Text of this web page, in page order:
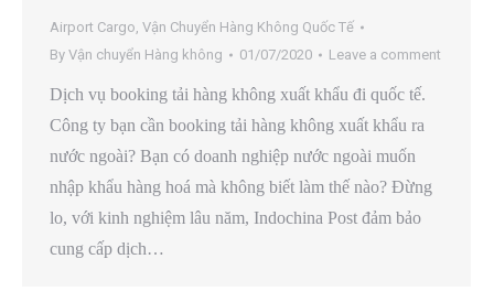
Airport Cargo, Vận Chuyển Hàng Không Quốc Tế
By Vận chuyển Hàng không 01/07/2020 Leave a comment
Dịch vụ booking tải hàng không xuất khẩu đi quốc tế.
Công ty bạn cần booking tải hàng không xuất khẩu ra
nước ngoài? Bạn có doanh nghiệp nước ngoài muốn
nhập khẩu hàng hoá mà không biết làm thế nào? Đừng
lo, với kinh nghiệm lâu năm, Indochina Post đảm bảo
cung cấp dịch…